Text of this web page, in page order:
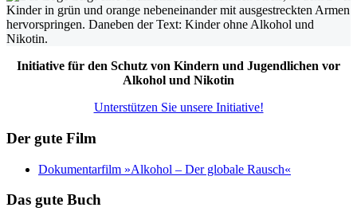
Initiative für den Schutz von Kindern und Jugendlichen vor
Alkohol und Nikotin
Unterstützen Sie unsere Initiative!
Der gute Film
Dokumentarfilm »Alkohol – Der globale Rausch«
Das gute Buch